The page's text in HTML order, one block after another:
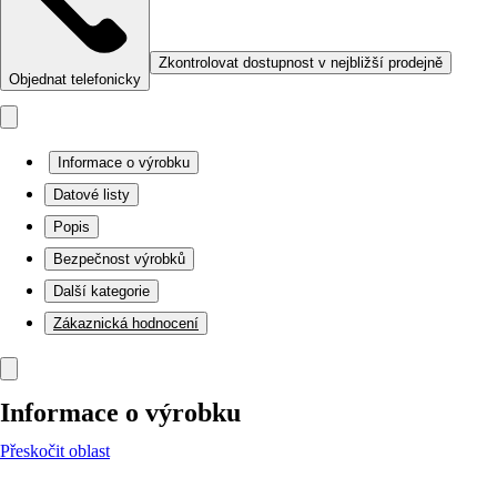
Objednat telefonicky
Zkontrolovat dostupnost v nejbližší prodejně
Informace o výrobku
Datové listy
Popis
Bezpečnost výrobků
Další kategorie
Zákaznická hodnocení
Informace o výrobku
Přeskočit oblast